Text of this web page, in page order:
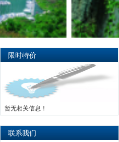
限时特价
暂无相关信息！
联系我们